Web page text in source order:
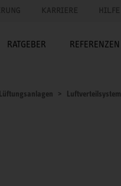
KARRIERE HILFE
RATGEBER REFERENZEN
Lüftungsanlagen Luftverteilsystem